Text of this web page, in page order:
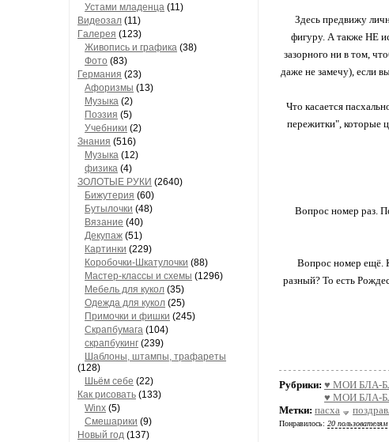
Устами младенца (11)
Видеозал (11)
Гaлерея (123)
Живопись и грaфикa (38)
Фото (83)
Гермaния (23)
Aфоризмы (13)
Музыкa (2)
Поэзия (5)
Учебники (2)
Знания (516)
Музыкa (12)
физика (4)
ЗОЛОТЫЕ РУКИ (2640)
Бижутерия (60)
Бутылочки (48)
Вязaние (40)
Декупaж (51)
Кaртинки (229)
Коробочки-Шкатулочки (88)
Мастер-классы и схемы (1296)
Мебель для кукол (35)
Одеждa для кукол (25)
Примочки и фишки (245)
Скрaпбумaгa (104)
скрапбукинг (239)
Шaблоны, штaмпы, трaфaреты
(128)
Шьём себе (22)
Как рисовать (133)
Winx (5)
Смешарики (9)
Новый год (137)
Здесь предвижу
фигуру. А также НЕ
зазорного ни в том,
даже не замечу), если
Что касается
пережитки", которые
Вопрос номер раз.
Вопрос номер ещё.
разный? То есть
Рубрики: ♥ МОИ БЛA-
♥ МОИ БЛA-
Метки: пасха
Понравилось: 20 пользователям